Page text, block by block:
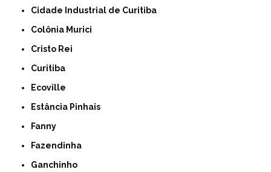
Cidade Industrial de Curitiba
Colônia Murici
Cristo Rei
Curitiba
Ecoville
Estância Pinhais
Fanny
Fazendinha
Ganchinho